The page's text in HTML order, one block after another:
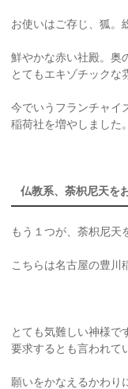
お使いはご存じ、狐。
鮮やかな赤い社殿。奥
とてもエキゾチックな
今でいうフランチャイ
稲荷社を増やしました。
仏教系、荼枳尼天を
もう１つが、荼枳尼天
こちらは名古屋の豊川
とても気難しい神様で
要求するとも言われて
願いをかなえるかわり